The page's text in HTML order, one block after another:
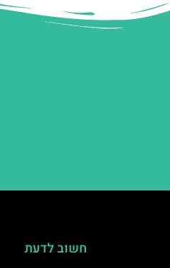
חשוב לדעת